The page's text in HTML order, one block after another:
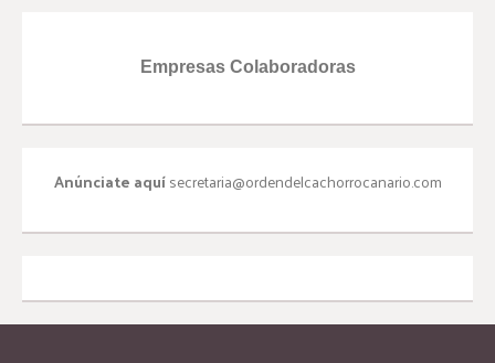
Empresas Colaboradoras
Anúnciate aquísecretaria@ordendelcachorrocanario.com